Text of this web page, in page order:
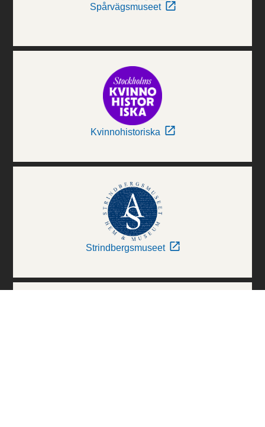
Spårvägsmuseet
Kvinnohistoriska
Strindbergsmuseet